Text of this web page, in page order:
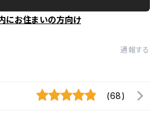
にお住まいの方向け
通報する
(68)